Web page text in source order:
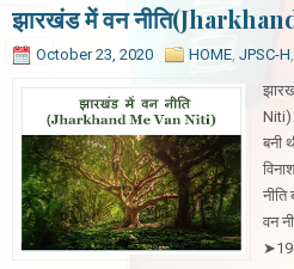
झारखंड में वन
October 23, 2020 HOME, JPSC-H,
बनी
वन